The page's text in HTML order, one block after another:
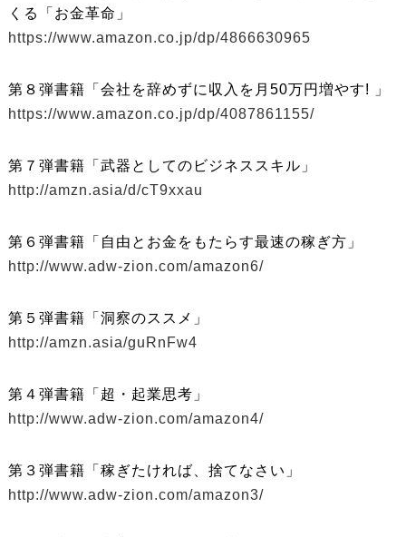
くる「お金革命」
https://www.amazon.co.jp/dp/4866630965
第８弾書籍「会社を辞めずに収入を月50万円増やす! 」
https://www.amazon.co.jp/dp/4087861155/
第７弾書籍「武器としてのビジネススキル」
http://amzn.asia/d/cT9xxau
第６弾書籍「自由とお金をもたらす最速の稼ぎ方」
http://www.adw-zion.com/amazon6/
第５弾書籍「洞察のススメ」
http://amzn.asia/guRnFw4
第４弾書籍「超・起業思考」
http://www.adw-zion.com/amazon4/
第３弾書籍「稼ぎたければ、捨てなさい」
http://www.adw-zion.com/amazon3/